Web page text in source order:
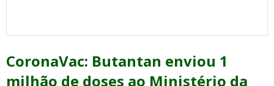
CoronaVac: Butantan enviou 1
milhão de doses ao Ministério da